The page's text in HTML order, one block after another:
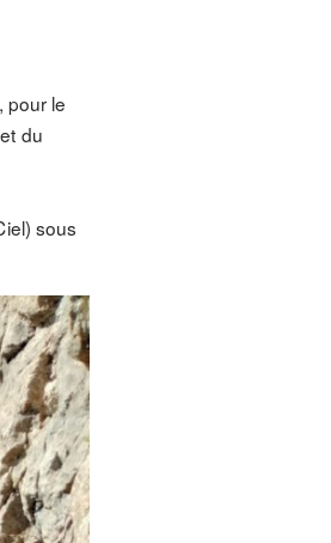
pour le
du
sous